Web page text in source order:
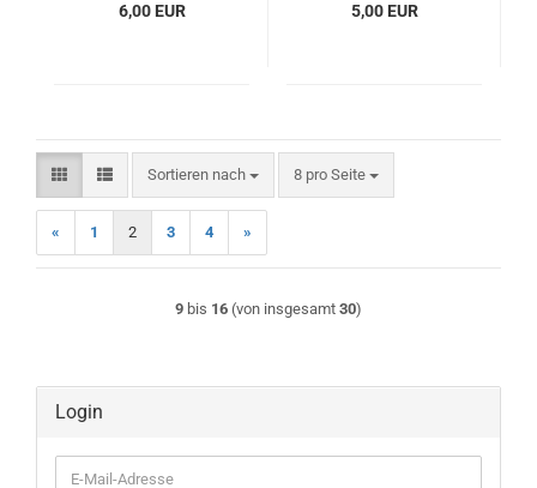
6,00 EUR 5,00 EUR
Sortieren nach
Sortieren nach 8 pro Seite
pro Seite
« 1 2 3 4 »
9 bis 16 (von insgesamt 30)
Login
E-